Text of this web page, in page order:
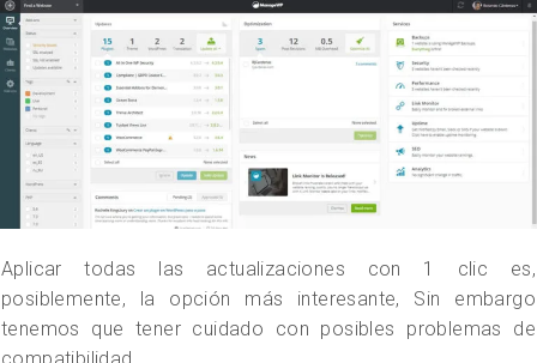
Aplicar todas las actualizaciones con 1 clic es,
posiblemente, la opción más interesante, Sin embargo
tenemos que tener cuidado con posibles problemas de